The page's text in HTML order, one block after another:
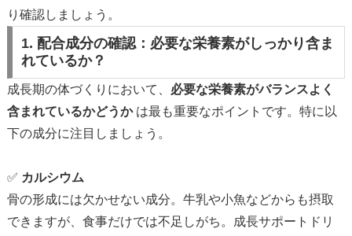
り確認しましょう。
1. 配合成分の確認：必要な栄養素がしっかり含ま
れているか？
成長期の体づくりにおいて、 必要な栄養素がバランスよく
含まれているかどうかは最も重要なポイントです。特に以
下の成分に注目しましょう。
✅ カルシウム
骨の形成には欠かせない成分。牛乳や小魚などからも摂取
できますが、食事だけでは不足しがち。成長サポートドリ